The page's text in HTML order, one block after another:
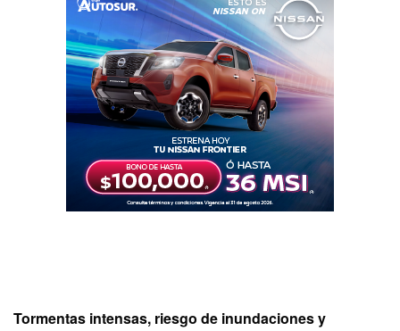
Tormentas intensas, riesgo de inundaciones y